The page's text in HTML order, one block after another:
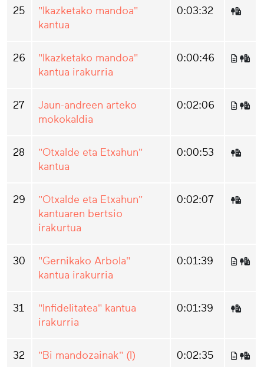
25
"Ikazketako mandoa"
kantua
0:03:32
26
"Ikazketako mandoa"
kantua irakurria
0:00:46
27
Jaun-andreen arteko
mokokaldia
0:02:06
28
"Otxalde eta Etxahun"
kantua
0:00:53
29
"Otxalde eta Etxahun"
kantuaren bertsio
irakurtua
0:02:07
30
"Gernikako Arbola"
kantua irakurria
0:01:39
31
"Infidelitatea" kantua
irakurria
0:01:39
32 "Bi mandozainak" (I) 0:02:35